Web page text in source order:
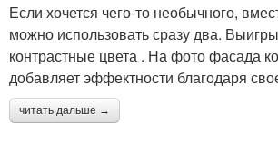
Если хочется чего-то необычного,
можно использовать сразу два.
контрастные цвета . На фото фасада
добавляет эффектности благодаря
читать дальше →